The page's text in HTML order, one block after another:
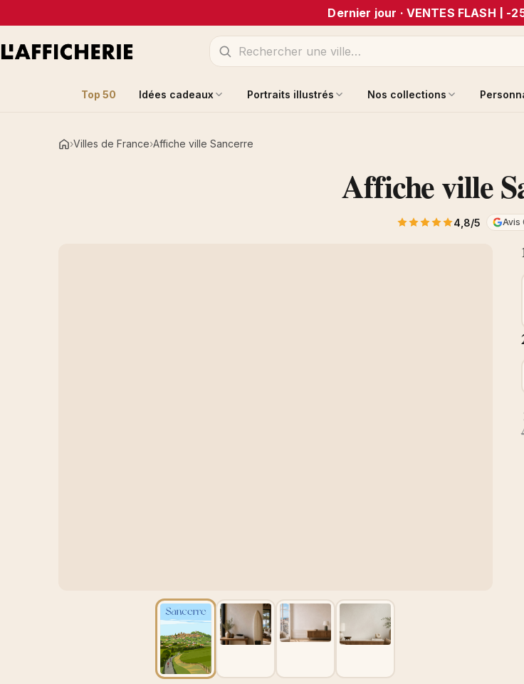
Dernier jour · VENTES FLASH | -
Top 50 Idées cadeaux Portraits illustrés Nos collections
Accueil
Villes de France Affiche ville Sancerre
Affiche ville
4,8/5 Avis